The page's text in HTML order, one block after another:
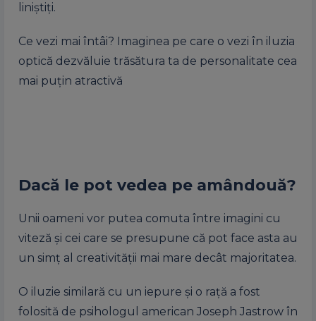
liniștiți.
Ce vezi mai întâi? Imaginea pe care o vezi în iluzia
optică dezvăluie trăsătura ta de personalitate cea
mai puțin atractivă
Dacă le pot vedea pe amândouă?
Unii oameni vor putea comuta între imagini cu
viteză și cei care se presupune că pot face asta au
un simț al creativității mai mare decât majoritatea.
O iluzie similară cu un iepure și o rață a fost
folosită de psihologul american Joseph Jastrow în